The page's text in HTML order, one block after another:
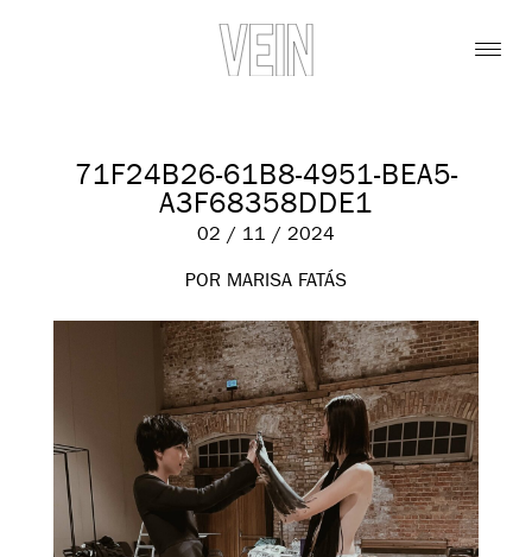
71F24B26-61B8-4951-BEA5-
A3F68358DDE1
02 / 11 / 2024
POR MARISA FATÁS